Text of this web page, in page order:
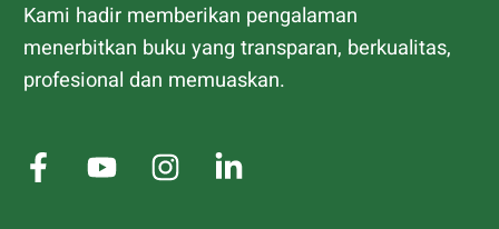
Kami hadir memberikan pengalaman
menerbitkan buku yang transparan, berkualitas,
profesional dan memuaskan.